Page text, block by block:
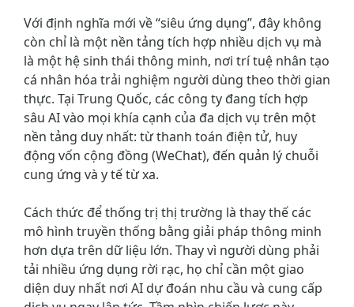
Với định nghĩa mới về “siêu ứng dụng”, đây không
còn chỉ là một nền tảng tích hợp nhiều dịch vụ mà
là một hệ sinh thái thông minh, nơi trí tuệ nhân tạo
cá nhân hóa trải nghiệm người dùng theo thời gian
thực. Tại Trung Quốc, các công ty đang tích hợp
sâu AI vào mọi khía cạnh của đa dịch vụ trên một
nền tảng duy nhất: từ thanh toán điện tử, huy
động vốn cộng đồng (WeChat), đến quản lý chuỗi
cung ứng và y tế từ xa.
Cách thức để thống trị thị trường là thay thế các
mô hình truyền thống bằng giải pháp thông minh
hơn dựa trên dữ liệu lớn. Thay vì người dùng phải
tải nhiều ứng dụng rời rạc, họ chỉ cần một giao
diện duy nhất nơi AI dự đoán nhu cầu và cung cấp